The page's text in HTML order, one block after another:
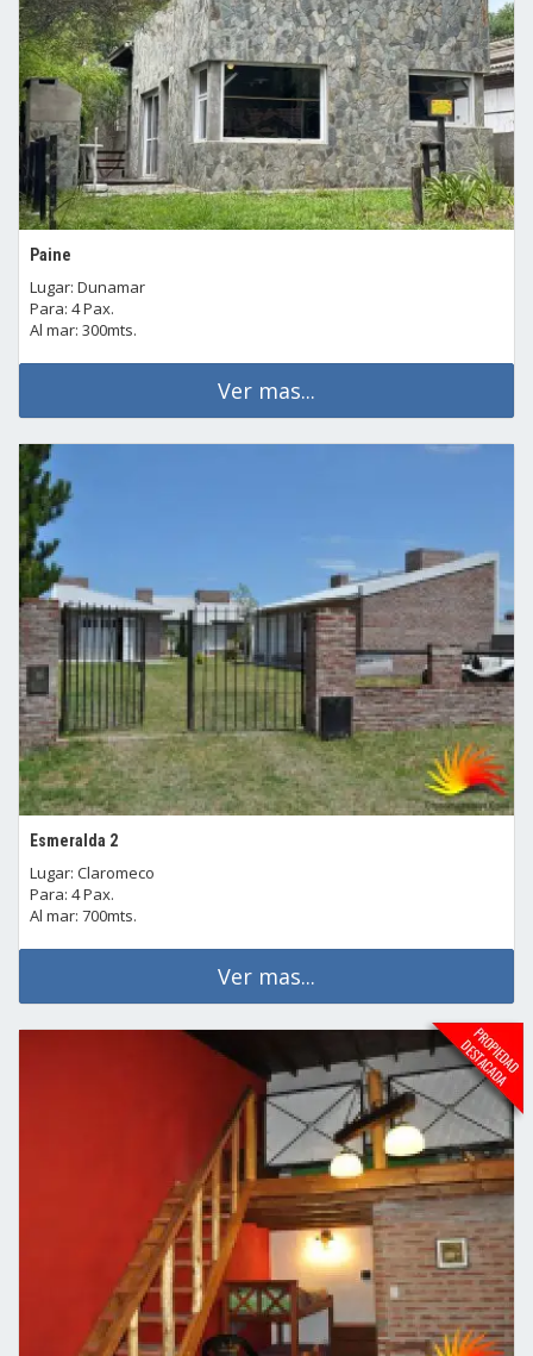
Paine
Lugar: Dunamar
Para: 4 Pax.
Al mar: 300mts.
Ver mas...
Esmeralda 2
Lugar: Claromeco
Para: 4 Pax.
Al mar: 700mts.
Ver mas...